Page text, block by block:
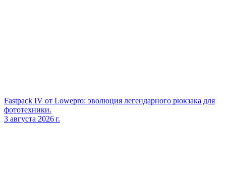
Fastpack IV от Lowepro: эволюция легендарного рюкзака для
фототехники.
3 августа 2026 г.